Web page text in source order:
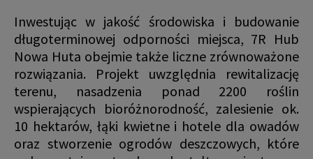
Inwestując w jakość środowiska i budowanie
długoterminowej odporności miejsca, 7R Hub
Nowa Huta obejmie także liczne zrównoważone
rozwiązania. Projekt uwzględnia rewitalizację
terenu, nasadzenia ponad 2200 roślin
wspierających bioróżnorodność, zalesienie ok.
10 hektarów, łąki kwietne i hotele dla owadów
oraz stworzenie ogrodów deszczowych, które